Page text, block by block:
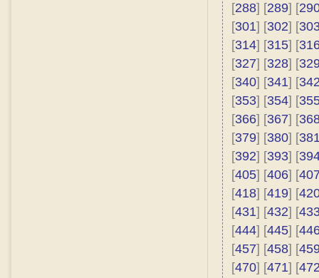
[288] [289] [
[301] [302] [
[314] [315] [
[327] [328] [
[340] [341] [
[353] [354] [
[366] [367] [
[379] [380] [
[392] [393] [
[405] [406] [
[418] [419] [
[431] [432] [
[444] [445] [
[457] [458] [
[470] [471] [